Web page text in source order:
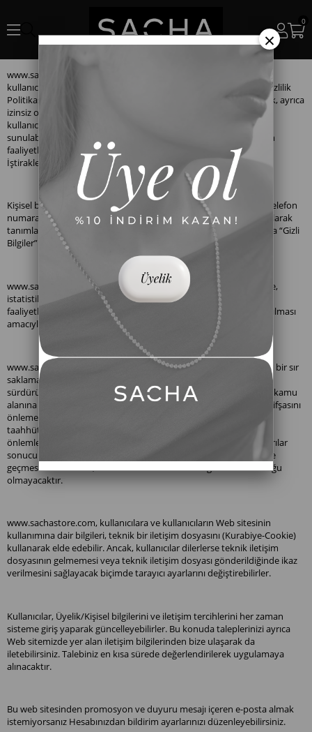
0
www.sachastore.com adresinde mukim www.sachastore.com
kullanıcıların bu web sitesi üzerinden ilettikleri kişisel bilgilerini, Gizlilik
Politikası ile belirlenen amaçlar ve kapsam dışında kullanmayacak, ayrıca
izinsiz olarak üçüncü kişilerle paylaşmayacaktır. Bununla beraber
kullanıcı, paylaşmış olduğu bilgilerinin kendisine özel avantajların
sunulabilmesi, satış, pazarlama ve benzer amaçlı her türlü iletişim
faaliyetlerinin bildirimi maksatlarıyla, tüm www.sachastore.com
İştirakleri ile de paylaşımına izin vermektedir.
Kişisel bilgiler; ad soyadı, doğum tarihi, ev adresi, mobil ve sabit telefon
numarası, e-posta adresi gibi kullanıcıyı doğrudan ya da dolaylı olarak
tanımlamaya yönelik her türlü kişisel bilgiyi içermekte olup, kısaca “Gizli
Bilgiler” olarak anılacaktır.
www.sachastore.com, kişisel bilgileri kendi bünyesinde profilleme,
istatistiksel çalışmalar, reklam, tanıtım, pazarlama ve sair iletişim
faaliyetleri amacıyla kullanabilecek ve sadece bu çalışmaların yapılması
amacıyla bilginiz dahilinde olan 3.kişiler ile paylaşabilecektir.
www.sachastore.com, kişisel bilgileri kesinlikle gizli tutmayı, bunu bir sır
saklama yükümlülüğü olarak addetmeyi, gizliliğin sağlanması ve
sürdürülmesi, gizli bilginin tamamının veya herhangi bir kısmının kamu
alanına girmesini veya yetkisiz kullanımını veya üçüncü bir kişiye ifşasını
önlemek için gerekli tedbirleri almayı ve gerekli özeni göstermeyi
taahhüt etmektedir. www.sachastore.com gerekli bilgi güvenliği
önlemlerini almasına karşın web sitesine ve sisteme yapılan saldırılar
sonucunda gizli bilgilerin zarar görmesi veya üçüncü kişilerin eline
geçmesi durumunda, sachastore.com’un herhangi bir sorumluluğu
olmayacaktır.
www.sachastore.com, kullanıcılara ve kullanıcıların Web sitesinin
kullanımına dair bilgileri, teknik bir iletişim dosyasını (Kurabiye-Cookie)
kullanarak elde edebilir. Ancak, kullanıcılar dilerlerse teknik iletişim
dosyasının gelmemesi veya teknik iletişim dosyası gönderildiğinde ikaz
verilmesini sağlayacak biçimde tarayıcı ayarlarını değiştirebilirler.
Kullanıcılar, Üyelik/Kişisel bilgilerini ve iletişim tercihlerini her zaman
sisteme giriş yaparak güncelleyebilirler. Bu konuda taleplerinizi ayrıca
Web sitemizde yer alan iletişim bilgilerinden bize ulaşarak da
iletebilirsiniz. Talebiniz en kısa sürede değerlendirilerek uygulamaya
alınacaktır.
Bu web sitesinden promosyon ve duyuru mesajı içeren e-posta almak
istemiyorsanız Hesabınızdan bildirim ayarlarınızı düzenleyebilirsiniz.
×